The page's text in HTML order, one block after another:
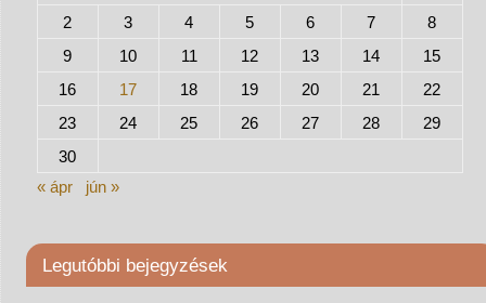
2
3 4 5 6 7
8
9
10 11 12 13 14
15
16
17 18 19 20 21
22
23
24 25 26 27 28
29
30
« ápr
jún »
Legutóbbi bejegyzések